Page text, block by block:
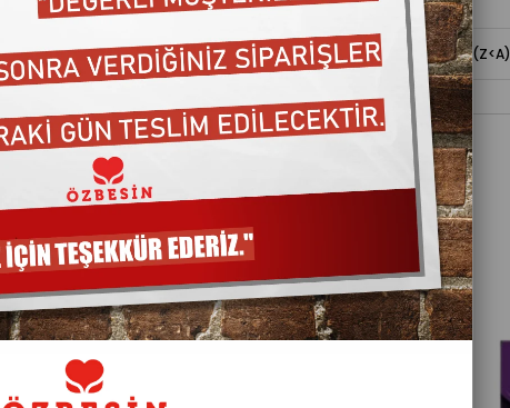
Fiyata Göre (Azalan) Ürün Adına Göre (A>Z) Ürün Adına Göre (Z<A)